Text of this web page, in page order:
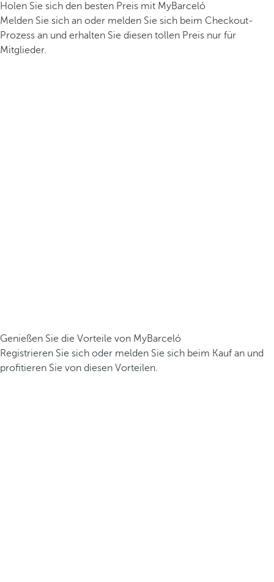
Holen Sie sich den besten Preis mit MyBarceló
Melden Sie sich an oder melden Sie sich beim Checkout-
Prozess an und erhalten Sie diesen tollen Preis nur für
Mitglieder.
Genießen Sie die Vorteile von MyBarceló
Registrieren Sie sich oder melden Sie sich beim Kauf an und
profitieren Sie von diesen Vorteilen.